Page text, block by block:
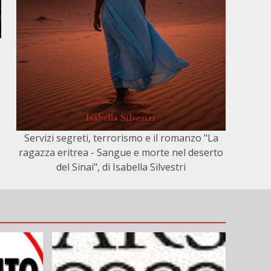
Servizi segreti, terrorismo e il romanzo "La
ragazza eritrea - Sangue e morte nel deserto
del Sinai", di Isabella Silvestri